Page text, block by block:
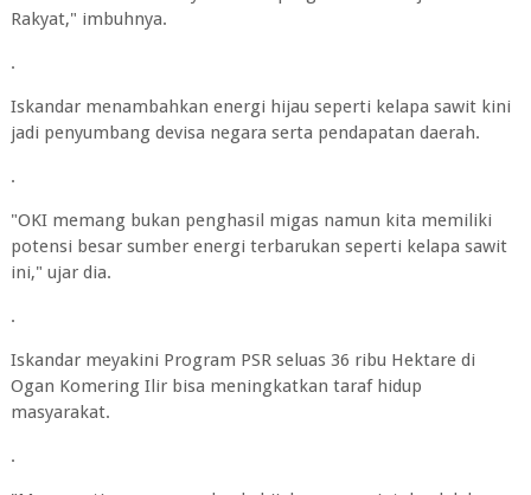
Rakyat," imbuhnya.
.
Iskandar menambahkan energi hijau seperti kelapa sawit kini
jadi penyumbang devisa negara serta pendapatan daerah.
.
"OKI memang bukan penghasil migas namun kita memiliki
potensi besar sumber energi terbarukan seperti kelapa sawit
ini," ujar dia.
.
Iskandar meyakini Program PSR seluas 36 ribu Hektare di
Ogan Komering Ilir bisa meningkatkan taraf hidup
masyarakat.
.